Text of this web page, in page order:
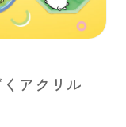
アクリル